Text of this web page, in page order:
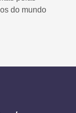
do mundo